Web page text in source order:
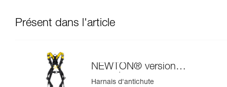
Présent dans l'article
NEWTON® version
européenne
Harnais d'antichute